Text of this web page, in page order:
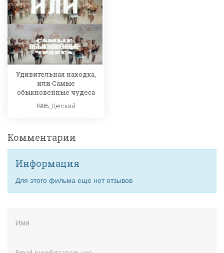
Удивительная находка,
или Самые
обыкновенные чудеса
1986, Детский
Комментарии
Информация
Для этого фильма еще нет отзывов